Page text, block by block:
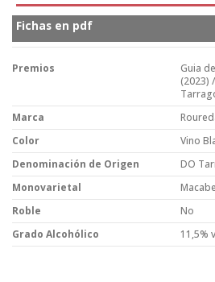
Fichas en pdf
Premios
Guia
(2023)
Marca
Color
Vino
Denominación de Origen
DO
Monovarietal
Roble
No
Grado Alcohólico
11,5%